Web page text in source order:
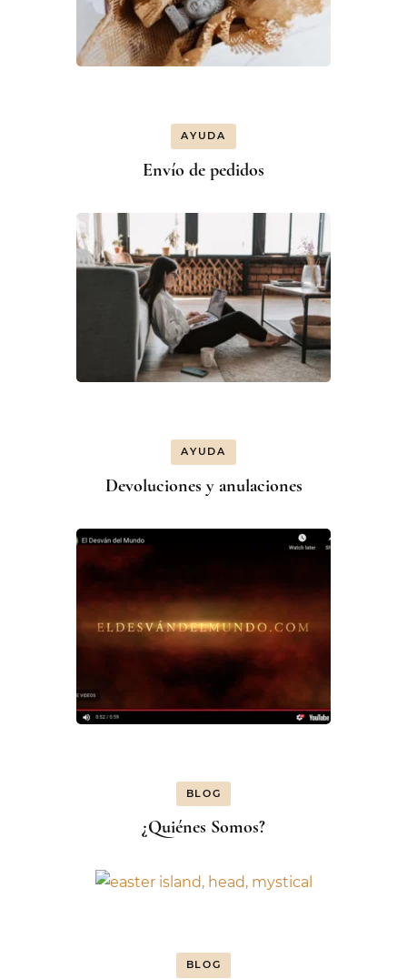
AYUDA
Envío de pedidos
AYUDA
Devoluciones y anulaciones
BLOG
¿Quiénes Somos?
BLOG